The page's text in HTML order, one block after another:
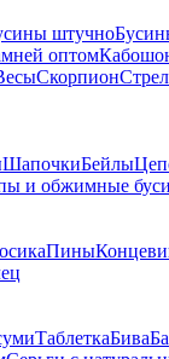
штучно
оптом
Скорпион
ШапочкиБейлы
и обжимные
Пины
ТаблеткаБива